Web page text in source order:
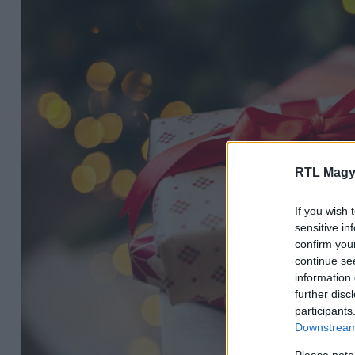
RTL
If you wish
sensitive
confirm
continue
information
further